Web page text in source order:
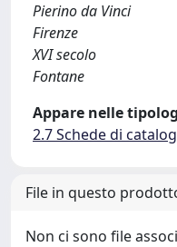
Pierino da Vinci
Firenze
XVI secolo
Fontane
Appare nelle
2.7 Schede di
File in questo
Non ci sono file